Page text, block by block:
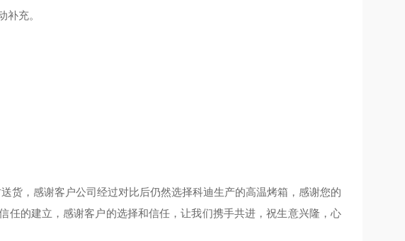
充。
货，感谢客户公司经过对比后仍然选择科迪生产的高温烤箱，感谢您的
任的建立，感谢客户的选择和信任，让我们携手共进，祝生意兴隆，心